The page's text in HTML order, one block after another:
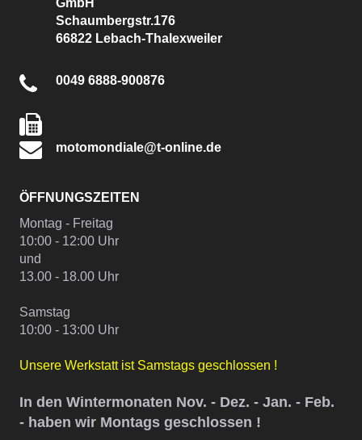
Schaumbergstr.176
66822 Lebach-Thalexweiler
0049 6888-900876
motomondiale@t-online.de
ÖFFNUNGSZEITEN
Montag - Freitag
10:00 - 12:00 Uhr
und
13.00 - 18.00 Uhr
Samstag
10:00 - 13:00 Uhr
Unsere Werkstatt ist Samstags geschlossen !
In den Wintermonaten Nov. - Dez. - Jan. - Feb.
- haben wir Montags geschlossen !